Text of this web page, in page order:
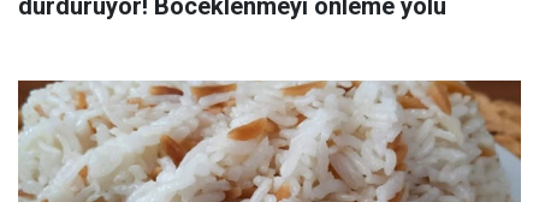
durduruyor! Böceklenmeyi önleme yolu